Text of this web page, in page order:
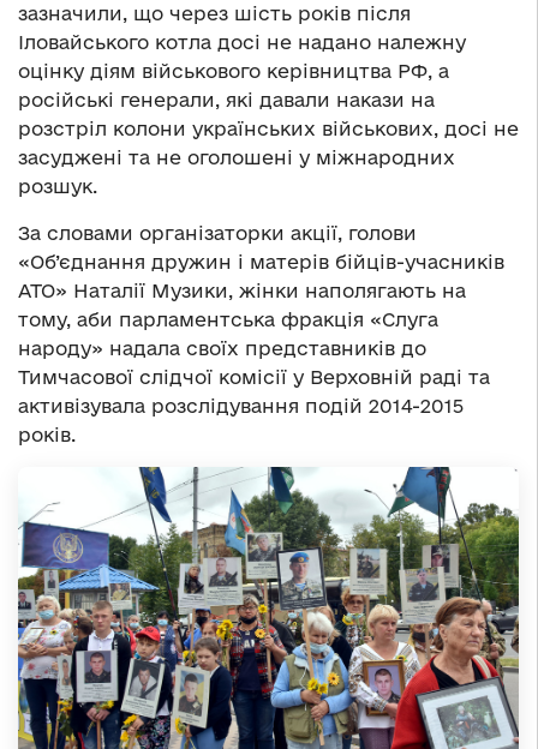
зазначили, що через шість років після
Іловайського котла досі не надано належну
оцінку діям військового керівництва РФ, а
російські генерали, які давали накази на
розстріл колони українських військових, досі не
засуджені та не оголошені у міжнародних
розшук.
За словами організаторки акції, голови
«Об’єднання дружин і матерів бійців-учасників
АТО» Наталії Музики, жінки наполягають на
тому, аби парламентська фракція «Слуга
народу» надала своїх представників до
Тимчасової слідчої комісії у Верховній раді та
активізувала розслідування подій 2014-2015
років.